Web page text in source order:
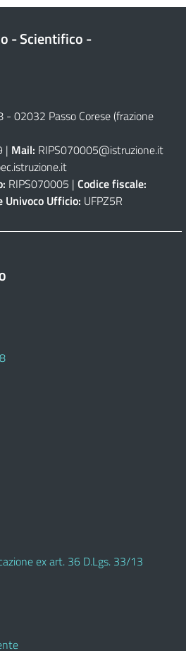
- Scientifico -
- 02032 Passo Corese (frazione
| Mail: RIPS070005@istruzione.it
RIPS070005 | Codice fiscale:
Univoco Ufficio: UFPZ5R
ex art. 36 D.Lgs. 33/13